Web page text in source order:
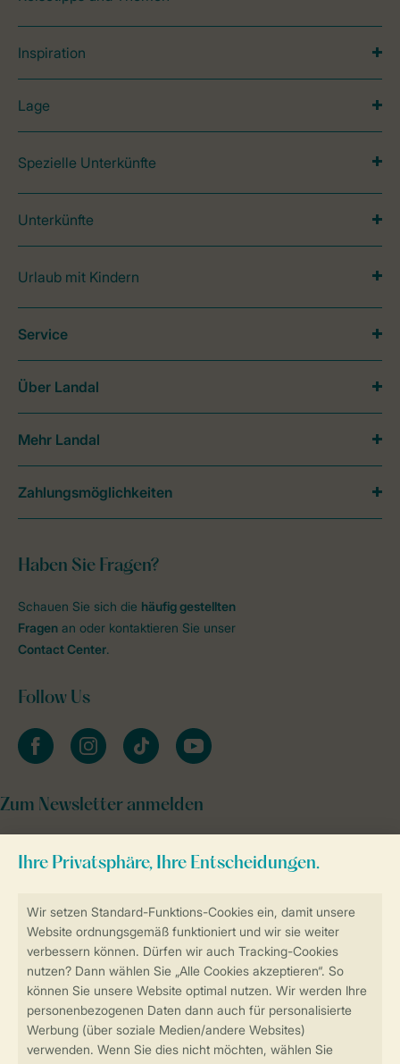
Sicher und schnell zur Online-Buchung
Sichere Datenübertragung
Sicheres Bezahlen
Inspiration
Lage
Spezielle Unterkünfte
Unterkünfte
Urlaub mit Kindern
Haben Sie Fragen?
Schauen Sie sich die häufig gestellten
Fragen an oder kontaktieren Sie unser
Contact Center.
Follow Us
facebookinstagramtiktok youtube
Zum Newsletter anmelden
Service
Über Landal
Mehr Landal
Zahlungsmöglichkeiten